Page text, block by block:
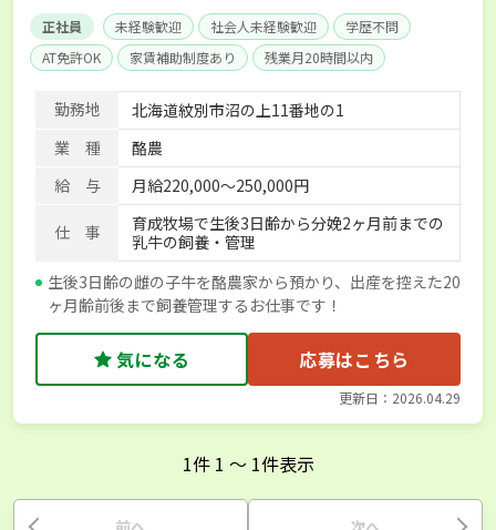
正社員 未経験歓迎 社会人未経験歓迎
学歴不問
AT免許OK
家賃補助制度あり
残業月20時間以内
賞与実績あり
経験者優遇 社会保険完備
勤務地
北海道紋別市沼の上11番地の1
業 種
酪農
給 与
月給220,000～250,000円
仕 事
育成牧場で生後3日齢から分娩2ヶ月前までの
乳牛の飼養・管理
生後3日齢の雌の子牛を酪農家から預かり、出産を控えた20
ヶ月齢前後まで飼養管理するお仕事です！
気になる 応募はこちら
更新日：2026.04.29
1件 1 〜 1件表示